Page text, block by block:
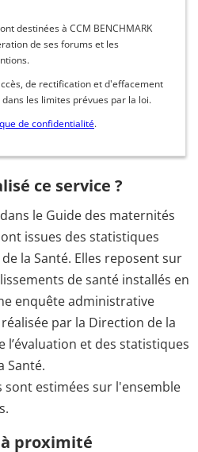
destinées à CCM BENCHMARK
de ses forums et les
de rectification et d'effacement
les limites prévues par la loi.
de confidentialité.
ce service ?
le Guide des maternités
issues des statistiques
la Santé. Elles reposent sur
de santé installés en
enquête administrative
par la Direction de la
l’évaluation et des statistiques
Santé.
sont estimées sur l'ensemble
proximité